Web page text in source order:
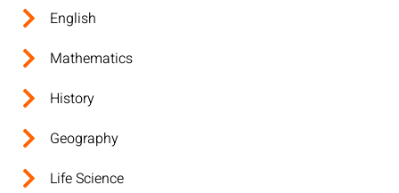
English
Mathematics
History
Geography
Life Science